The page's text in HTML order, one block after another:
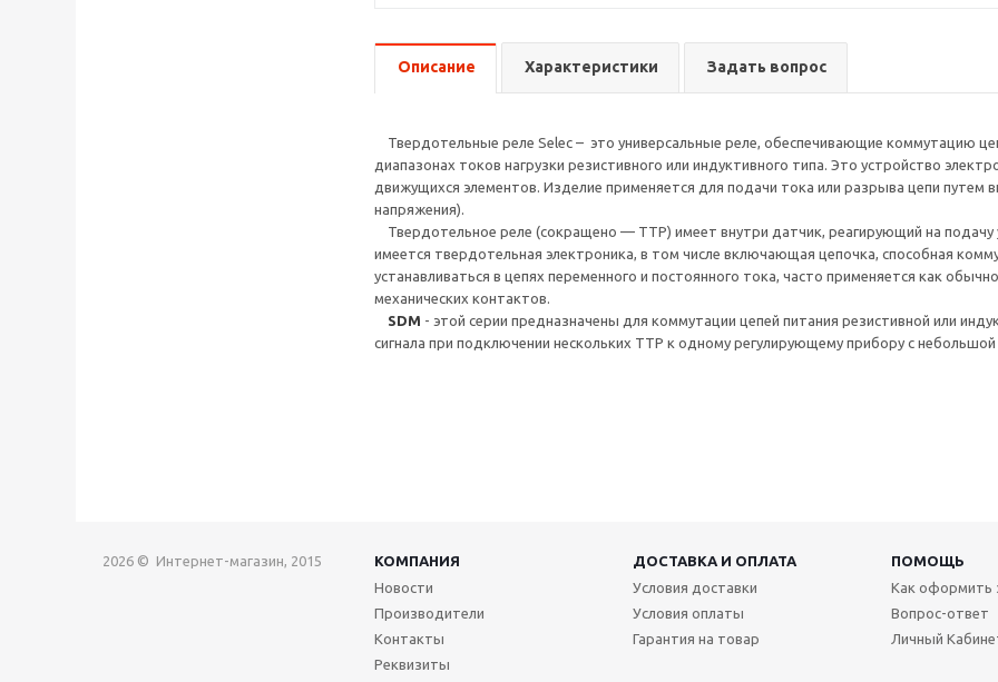
Описание Характеристики Задать вопрос
Твердотельные реле Selec – это универсальные реле, обеспечивающие коммутацию
диапазонах токов нагрузки резистивного или индуктивного типа. Это устройство
движущихся элементов. Изделие применяется для подачи тока или разрыва цепи путем
напряжения).
Твердотельное реле (сокращено — ТТР) имеет внутри датчик, реагирующий на подачу
имеется твердотельная электроника, в том числе включающая цепочка, способная
устанавливаться в цепях переменного и постоянного тока, часто применяется как
механических контактов.
SDM - этой серии предназначены для коммутации цепей питания резистивной или
сигнала при подключении нескольких ТТР к одному регулирующему прибору с
2026 © Интернет-магазин, 2015 КОМПАНИЯ ДОСТАВКА И ОПЛАТА
ПОМОЩЬ
Новости
Производители
Контакты
Реквизиты
Условия доставки
Условия оплаты
Гарантия на товар
Как оформить
Вопрос-ответ
Личный